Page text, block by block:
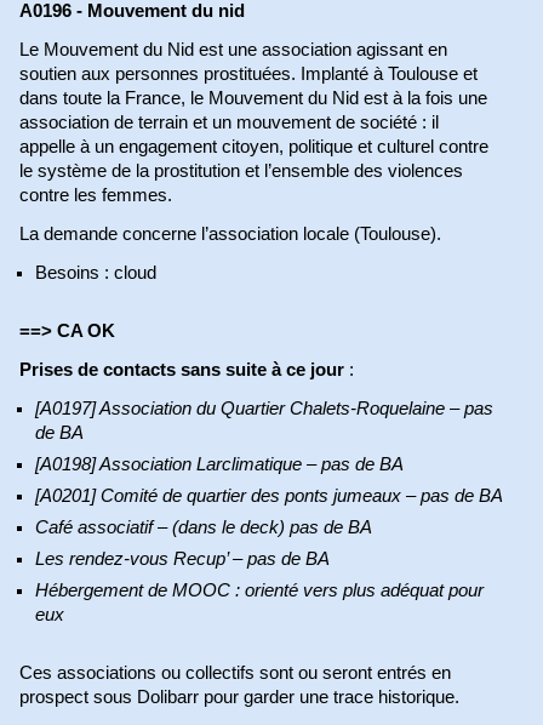
A0196 - Mouvement du nid
Le Mouvement du Nid est une association agissant en
soutien aux personnes prostituées. Implanté à Toulouse et
dans toute la France, le Mouvement du Nid est à la fois une
association de terrain et un mouvement de société : il
appelle à un engagement citoyen, politique et culturel contre
le système de la prostitution et l’ensemble des violences
contre les femmes.
La demande concerne l’association locale (Toulouse).
Besoins : cloud
==> CA OK
Prises de contacts sans suite à ce jour :
[A0197] Association du Quartier Chalets-Roquelaine – pas
de BA
[A0198] Association Larclimatique – pas de BA
[A0201] Comité de quartier des ponts jumeaux – pas de BA
Café associatif – (dans le deck) pas de BA
Les rendez-vous Recup’ – pas de BA
Hébergement de MOOC : orienté vers plus adéquat pour
eux
Ces associations ou collectifs sont ou seront entrés en
prospect sous Dolibarr pour garder une trace historique.